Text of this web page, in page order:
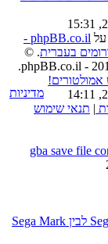
אמולטורים!
השוואת סאונד בין Sega Master System לבין Sega Mark
phpBB.co.il -
בעברית. ©
2017 -
מדיניות
| תנאי שימוש